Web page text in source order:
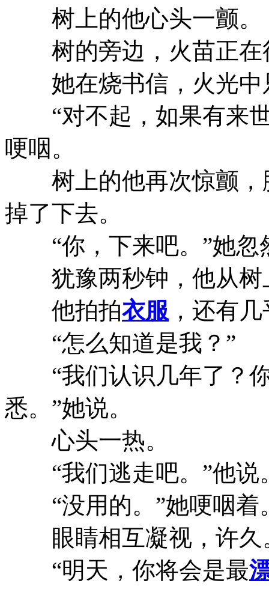
树上的他心头一颤。
树的旁边，火苗正在
她在烧书信，火光中
“对不起，如果有来世
哽咽。
树上的他再次惊颤，
掉了下去。
“你，下来吧。”她忽
犹豫两秒钟，他从树
他拍拍衣服 ，还有
“怎么知道是我？”
“我们认识几年了？你
悉。”她说。
心头一热。
“我们逃走吧。”他说
“没用的。”她哽咽着
眼睛相互凝视，许久
“明天，你将会是最